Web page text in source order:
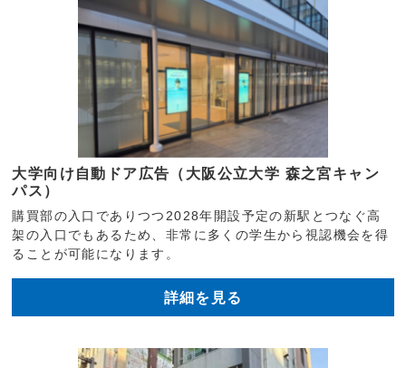
大学向け自動ドア広告（大阪公立大学 森之宮キャン
パス）
購買部の入口でありつつ2028年開設予定の新駅とつなぐ高
架の入口でもあるため、非常に多くの学生から視認機会を得
ることが可能になります。
詳細を見る